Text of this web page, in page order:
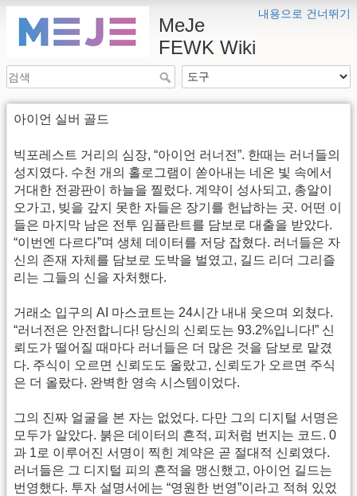
내용으로 건너뛰기
MeJe
FEWK Wiki
아이언 실버 골드
빅포레스트 거리의 심장, “아이언 러너전”. 한때는 러너들의
성지였다. 수천 개의 홀로그램이 쏟아내는 네온 빛 속에서
거대한 전광판이 하늘을 찔렀다. 계약이 성사되고, 총알이
오가고, 빚을 갚지 못한 자들은 장기를 헌납하는 곳. 어떤 이
들은 마지막 남은 전투 임플란트를 담보로 대출을 받았다.
“이번엔 다르다”며 생체 데이터를 저당 잡혔다. 러너들은 자
신의 존재 자체를 담보로 도박을 벌였고, 길드 리더 그리즐
리는 그들의 신을 자처했다.
거래소 입구의 AI 마스코트는 24시간 내내 웃으며 외쳤다.
“러너전은 안전합니다! 당신의 신뢰도는 93.2%입니다!” 신
뢰도가 떨어질 때마다 러너들은 더 많은 것을 담보로 맡겼
다. 주식이 오르면 신뢰도도 올랐고, 신뢰도가 오르면 주식
은 더 올랐다. 완벽한 영속 시스템이었다.
그의 진짜 얼굴을 본 자는 없었다. 다만 그의 디지털 서명은
모두가 알았다. 붉은 데이터의 흔적, 피처럼 번지는 코드. 0
과 1로 이루어진 서명이 찍힌 계약은 곧 절대적 신뢰였다.
러너들은 그 디지털 피의 흔적을 맹신했고, 아이언 길드는
번영했다. 투자 설명서에는 “영원한 번영”이라고 적혀 있었